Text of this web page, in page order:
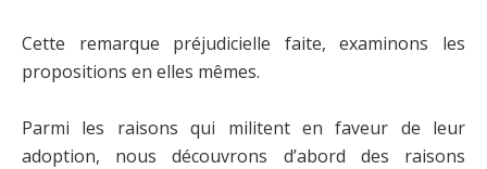
Cette remarque préjudicielle faite, examinons les
propositions en elles mêmes.
Parmi les raisons qui militent en faveur de leur
adoption, nous découvrons d’abord des raisons